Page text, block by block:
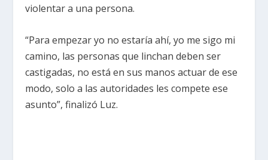
violentar a una persona.
“Para empezar yo no estaría ahí, yo me sigo mi
camino, las personas que linchan deben ser
castigadas, no está en sus manos actuar de ese
modo, solo a las autoridades les compete ese
asunto”, finalizó Luz.